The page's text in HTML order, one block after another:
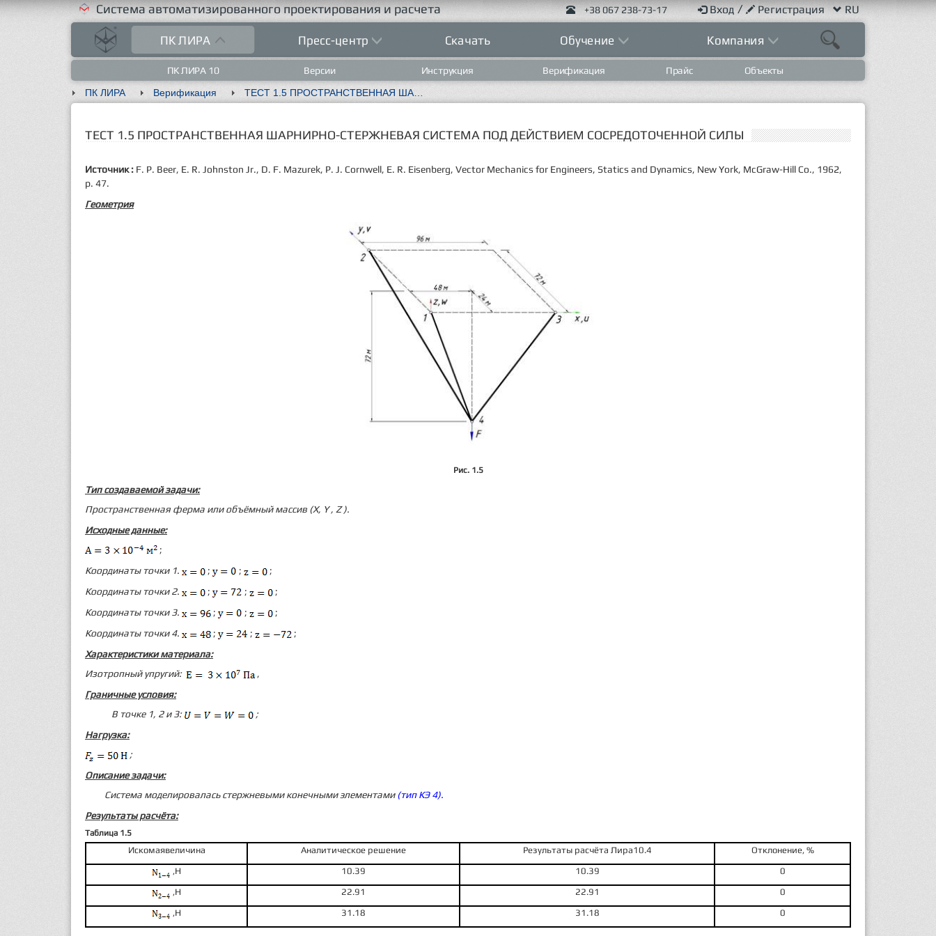
Система автоматизированного проектирования и расчета +38 067 238-73-17 Вход/ Регистрация RU
ПК ЛИРА Пресс-центр Скачать Обучение Компания
ПК ЛИРА 10 Версии Инструкция Верификация Прайс
Объекты
ПК ЛИРА
Верификация
ТЕСТ 1.5 ПРОСТРАНСТВЕННАЯ ШАРНИРНО-СТЕРЖНЕВАЯ СИСТЕМА ПОД ДЕЙСТВИЕМ СОСРЕДОТОЧЕННОЙ СИЛЫ
Источник : F. P. Beer, E. R. Johnston Jr., D. F. Mazurek, P. J. Cornwell, E. R. Eisenberg, Vector Mechanics for Engineers, Statics and Dynamics, New York, McGraw-Hill Co., 1962,
p. 47.
Геометрия
Рис. 1.5
Тип создаваемой задачи:
Пространственная ферма или объёмный массив (X, Y , Z ).
Исходные данные:
;
Координаты точки 1.
; ;
;
Координаты точки 2.
; ;
;
Координаты точки 3.
; ;
;
Координаты точки 4.
; ;
;
Характеристики материала:
Изотропный упругий:
,
Граничные условия:
В точке 1, 2 и 3:
;
Нагрузка:
;
Описание задачи:
Система моделировалась стержневыми конечными элементами(тип КЭ 4).
Результаты расчёта:
Таблица 1.5
Иско­маявеличина Аналити­ческое решение Резуль­таты расчёта Лира10.4
Откло­нение, %
,H 10.39 10.39
0
,H 22.91 22.91
0
,H 31.18 31.18 0